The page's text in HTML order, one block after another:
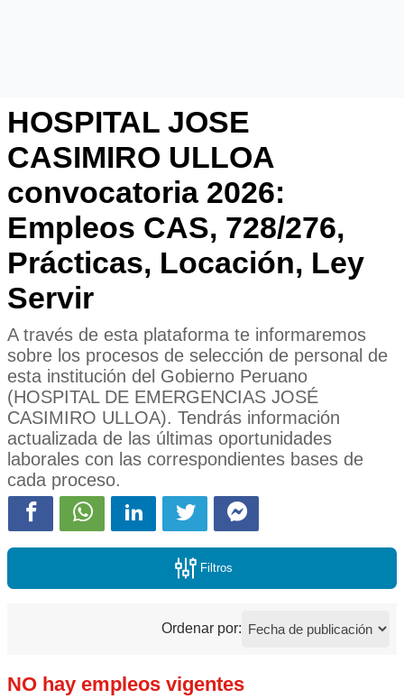
HOSPITAL JOSE
CASIMIRO ULLOA
convocatoria 2026:
Empleos CAS, 728/276,
Prácticas, Locación, Ley
Servir
A través de esta plataforma te informaremos
sobre los procesos de selección de personal de
esta institución del Gobierno Peruano
(HOSPITAL DE EMERGENCIAS JOSÉ
CASIMIRO ULLOA). Tendrás información
actualizada de las últimas oportunidades
laborales con las correspondientes bases de
cada proceso.
Filtros
Ordenar por:
NO hay empleos vigentes